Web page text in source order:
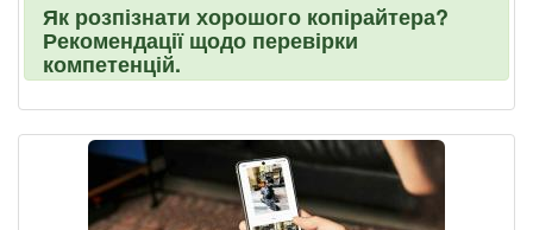
Як розпізнати хорошого копірайтера?
Рекомендації щодо перевірки
компетенцій.